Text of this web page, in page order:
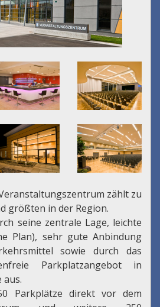
zählt zu
größten in der Region.
seine zentrale Lage, leichte
Plan), sehr gute Anbindung
sowie durch das
Parkplatzangebot in
Parkplätze direkt vor dem